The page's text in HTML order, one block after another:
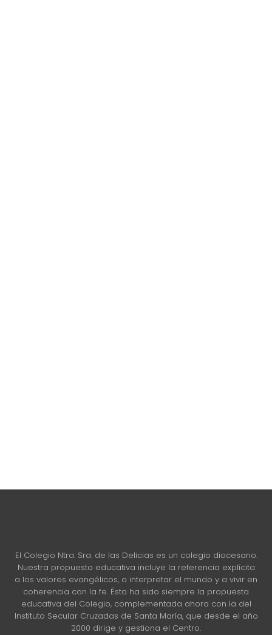
El Colegio Ntra. Sra. de las Delicias es un colegio diocesano.
Nuestra propuesta educativa incluye la referencia explícita
a los valores evangélicos, a interpretar el mundo y a vivir en
coherencia con la fe. Ésta ha sido siempre la propuesta
educativa del Colegio, complementada ahora con la del
Instituto Secular Cruzadas de Santa María, que desde el año
2000 dirige y gestiona el Centro.